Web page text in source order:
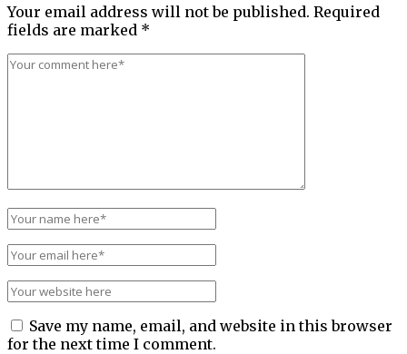
Your email address will not be published. Required
fields are marked *
Save my name, email, and website in this browser
for the next time I comment.